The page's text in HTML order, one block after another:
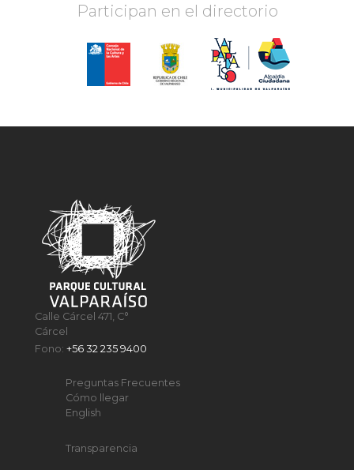
Participan en el directorio
Calle Cárcel 471, C°
Cárcel
Fono:+56 32 235 9400
Preguntas Frecuentes
Cómo llegar
English
Transparencia